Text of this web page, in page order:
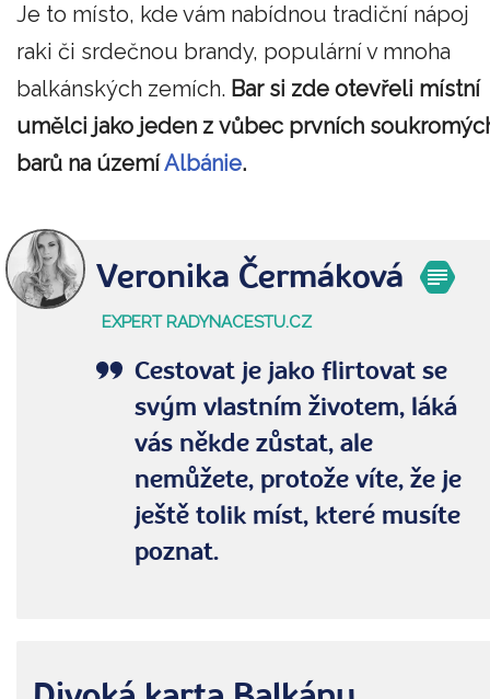
Je to místo, kde vám nabídnou tradiční nápoj
raki či srdečnou brandy, populární v mnoha
balkánských zemích. Bar si zde otevřeli místní
umělci jako jeden z vůbec prvních
barů na územíAlbánie.
Veronika Čermáková
EXPERT RADYNACESTU.CZ
Cestovat je jako flirtovat se
svým vlastním životem, láká
vás někde zůstat, ale
nemůžete, protože víte, že je
ještě tolik míst, které musíte
poznat.